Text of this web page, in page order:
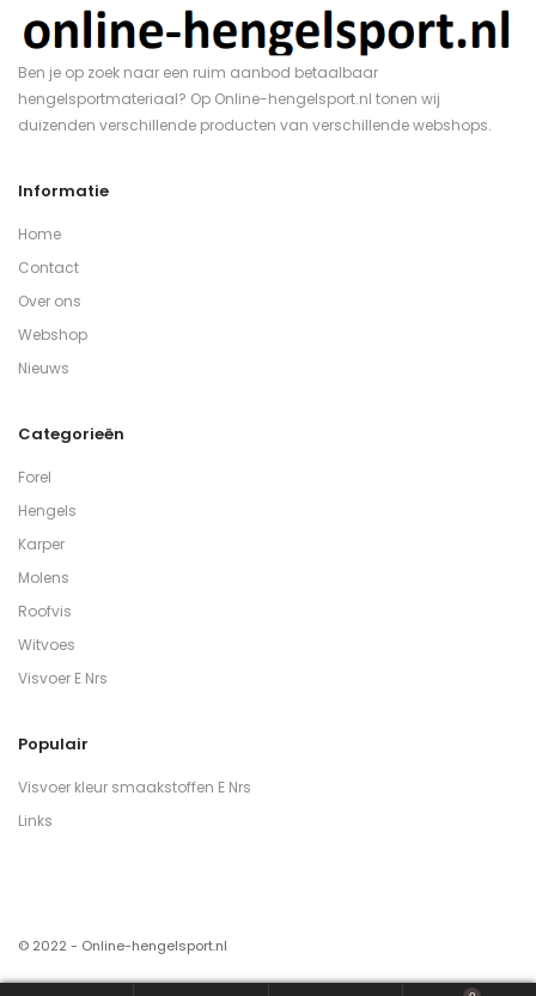
Ben je op zoek naar een ruim aanbod betaalbaar
hengelsportmateriaal? Op Online-hengelsport.nl tonen wij
duizenden verschillende producten van verschillende webshops.
Informatie
Home
Contact
Over ons
Webshop
Nieuws
Categorieën
Forel
Hengels
Karper
Molens
Roofvis
Witvoes
Visvoer E Nrs
Populair
Visvoer kleur smaakstoffen E Nrs
Links
© 2022 - Online-hengelsport.nl